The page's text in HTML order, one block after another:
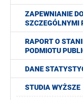
ZAPEWNIANIE
SZCZEGÓLNYMI
RAPORT O
PODMIOTU
DANE
STUDIA WYŻSZE